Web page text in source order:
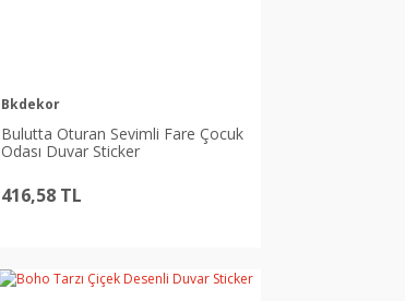
Bkdekor
Bulutta Oturan Sevimli Fare Çocuk
Odası Duvar Sticker
416,58 TL